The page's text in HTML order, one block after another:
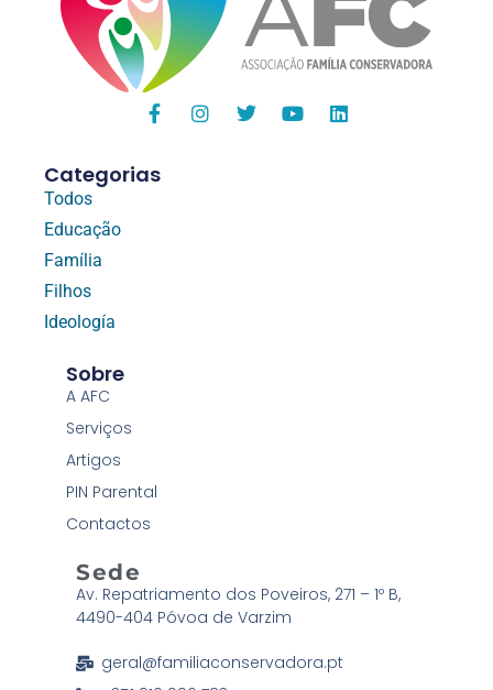
Categorias
Todos
Educação
Família
Filhos
Ideología
Sobre
A AFC
Serviços
Artigos
PIN Parental
Contactos
Sede
Av. Repatriamento dos Poveiros, 271 – 1º B,
4490-404 Póvoa de Varzim
geral@familiaconservadora.pt